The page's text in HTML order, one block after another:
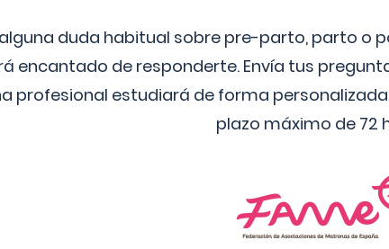
alguna duda habitual sobre pre-parto, parto o
encantado de responderte. Envía tus
profesional estudiará de forma
plazo máximo de 72